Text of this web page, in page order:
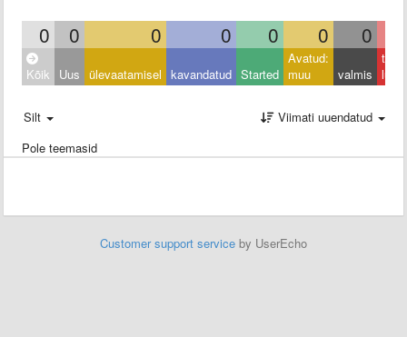
0 0 0 0 0 0 0
Kõik Uus ülevaatamisel kavandatud Started
Avatud:
muu
valmis
Silt
Viimati uuendatud
Pole teemasid
Customer support service by UserEcho